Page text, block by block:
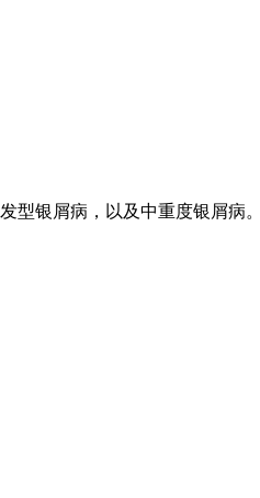
型银屑病，以及中重度银屑病。